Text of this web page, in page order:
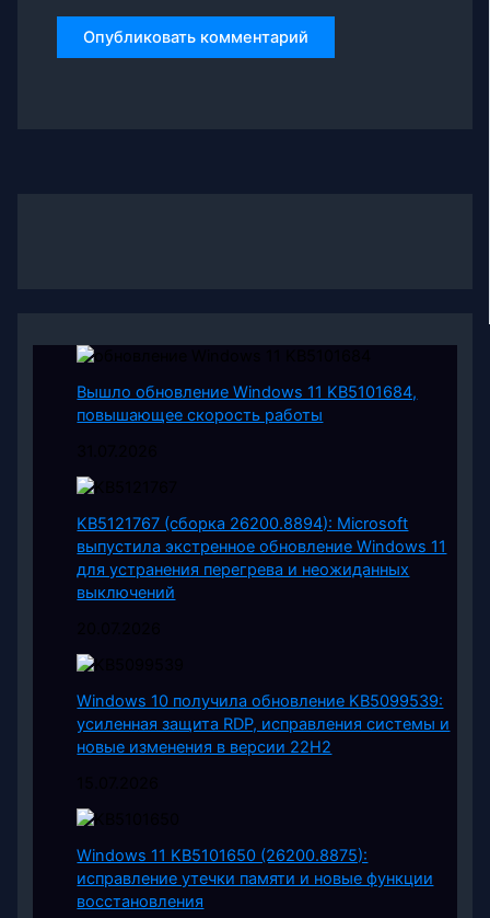
Вышло обновление Windows 11 KB5101684,
повышающее скорость работы
KB5121767 (сборка 26200.8894): Microsoft
выпустила экстренное обновление Windows 11
для устранения перегрева и неожиданных
выключений
Windows 10 получила обновление KB5099539:
усиленная защита RDP, исправления системы и
новые изменения в версии 22H2
Windows 11 KB5101650 (26200.8875):
исправление утечки памяти и новые функции
восстановления